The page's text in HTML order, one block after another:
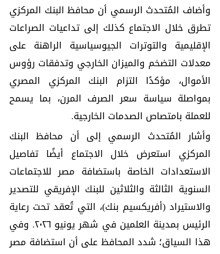
وأضاف المُتحدث الرسمي أن محافظ البنك المركزي
تطرق خلال الاجتماع كذلك إلى تداعيات الصراعات
الإقليمية والتوترات الجيوسياسية الراهنة على
معدلات التضخم والميزان الخارجي وتدفقات رؤوس
الأموال، مؤكدًا التزام البنك المركزي المصري
بمواصلة سياسة سعر الصرف المرن، بما يسمح
للعملة بامتصاص الصدمات الخارجية.
وأشار المُتحدث الرسمي إلى أن محافظ البنك
المركزي استعرض خلال الاجتماع أيضًا تفاصيل
الاستعدادات الخاصة باستضافة مصر للاجتماعات
السنوية الثالثة والثلاثين للبنك الإفريقي للتصدير
والاستيراد (أفريكسيم بنك)، التي تُعقد تحت رعاية
الرئيس بمدينة العلمين في شهر يونيو ٢٠٢٦. وفي
هذا السياق؛ شدد المحافظ على أن استضافة مصر